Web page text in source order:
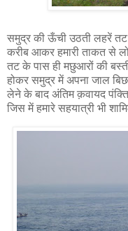
समुद्र की ऊँची उठती लहरें तट
करीब आकर हमारी ताकत से
तट के पास ही मछुआरों की
होकर समुद्र में अपना जाल
लेने के बाद अंतिम क़वायद
जिस में हमारे सहयात्री भी